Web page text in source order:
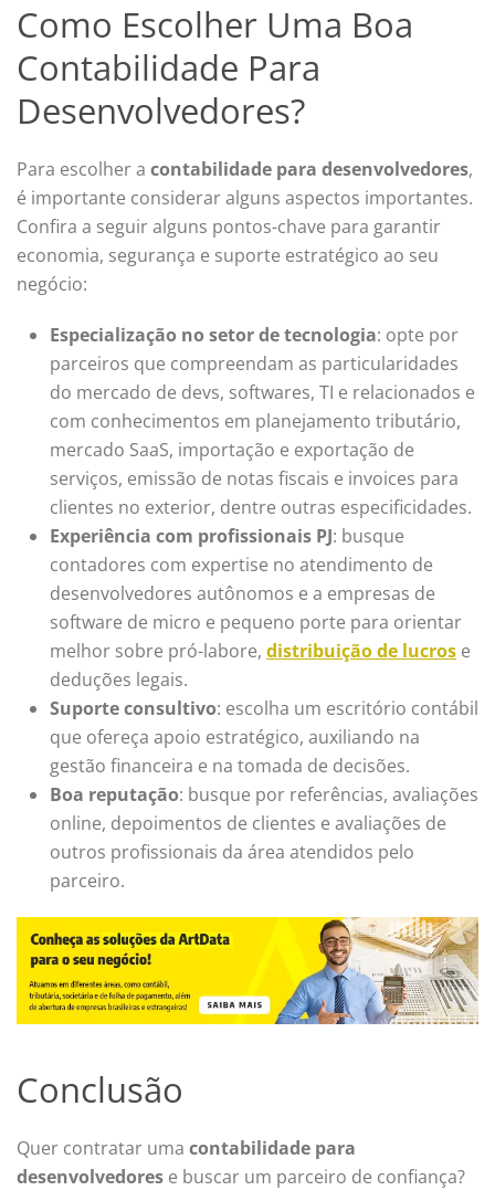
Como Escolher Uma Boa
Contabilidade Para
Desenvolvedores?
Para escolher a contabilidade para desenvolvedores,
é importante considerar alguns aspectos importantes.
Confira a seguir alguns pontos-chave para garantir
economia, segurança e suporte estratégico ao seu
negócio:
Especialização no setor de tecnologia: opte por
parceiros que compreendam as particularidades
do mercado de devs, softwares, TI e relacionados e
com conhecimentos em planejamento tributário,
mercado SaaS, importação e exportação de
serviços, emissão de notas fiscais e invoices para
clientes no exterior, dentre outras especificidades.
Experiência com profissionais PJ: busque
contadores com expertise no atendimento de
desenvolvedores autônomos e a empresas de
software de micro e pequeno porte para orientar
melhor sobre pró-labore, distribuição de lucros e
deduções legais.
Suporte consultivo: escolha um escritório contábil
que ofereça apoio estratégico, auxiliando na
gestão financeira e na tomada de decisões.
Boa reputação: busque por referências, avaliações
online, depoimentos de clientes e avaliações de
outros profissionais da área atendidos pelo
parceiro.
Conclusão
Quer contratar uma contabilidade para
desenvolvedores e buscar um parceiro de confiança?